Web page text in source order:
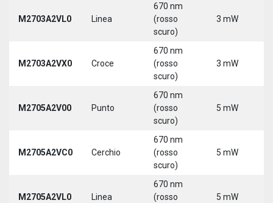
M2703A2VL0 Linea
670 nm
(rosso
scuro)
3 mW
M2703A2VX0 Croce
670 nm
(rosso
scuro)
3 mW
M2705A2V00 Punto
670 nm
(rosso
scuro)
5 mW
M2705A2VC0 Cerchio
670 nm
(rosso
scuro)
5 mW
M2705A2VL0 Linea
670 nm
(rosso
5 mW